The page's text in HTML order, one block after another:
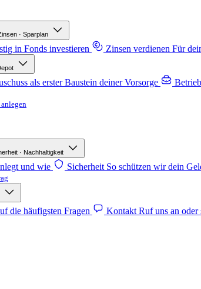
· Sparplan
in Fonds investieren Zinsen verdienen Für
als erster Baustein deiner Vorsorge
· Nachhaltigkeit
und wie Sicherheit So schützen wir dein
die häufigsten Fragen Kontakt Ruf uns an oder